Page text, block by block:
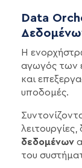
Data
Η
αγωγός των
και
υποδομές.
λειτουργίες,
δεδομένων
του